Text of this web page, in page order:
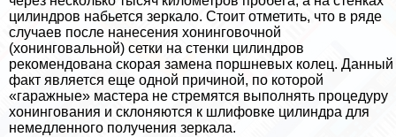
цилиндров набьется зеркало. Стоит отметить, что в ряде
случаев после нанесения хонинговочной
(хонинговальной) сетки на стенки цилиндров
рекомендована скорая замена поршневых колец. Данный
факт является еще одной причиной, по которой
«гаражные» мастера не стремятся выполнять процедуру
хонингования и склоняются к шлифовке цилиндра для
немедленного получения зеркала.